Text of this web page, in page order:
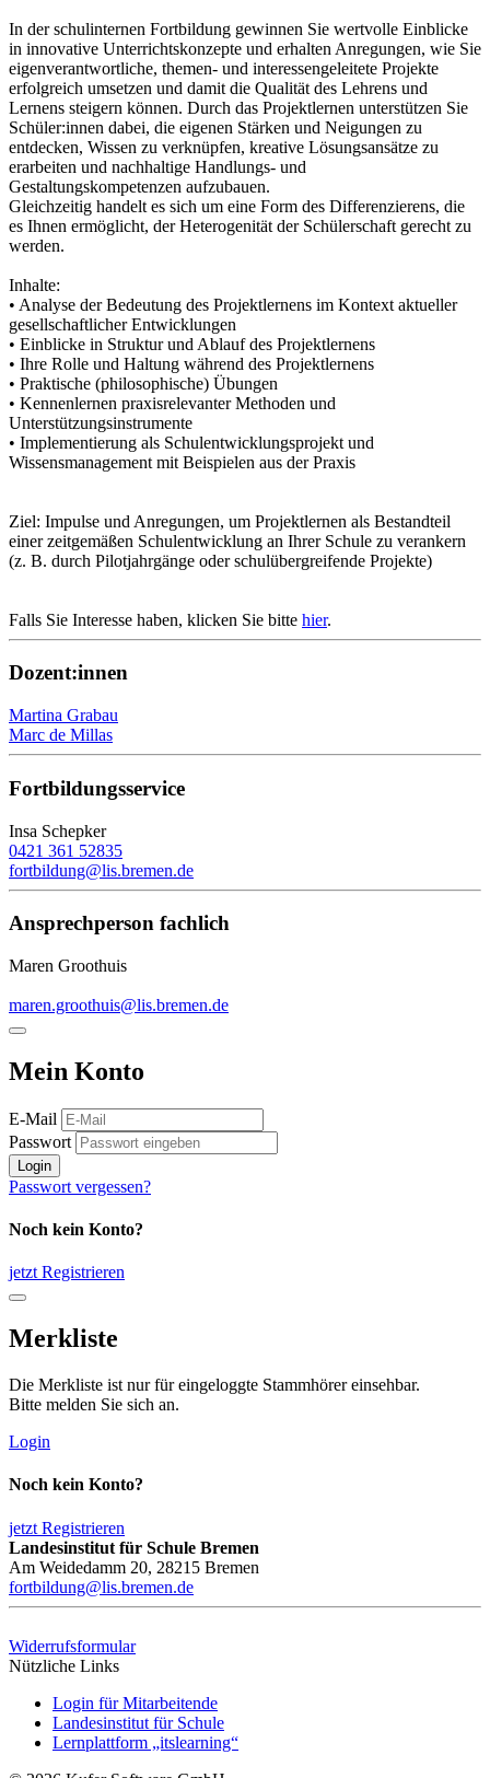
In der schulinternen Fortbildung gewinnen Sie wertvolle Einblicke
in innovative Unterrichtskonzepte und erhalten Anregungen, wie Sie
eigenverantwortliche, themen- und interessengeleitete Projekte
erfolgreich umsetzen und damit die Qualität des Lehrens und
Lernens steigern können. Durch das Projektlernen unterstützen Sie
Schüler:innen dabei, die eigenen Stärken und Neigungen zu
entdecken, Wissen zu verknüpfen, kreative Lösungsansätze zu
erarbeiten und nachhaltige Handlungs- und
Gestaltungskompetenzen aufzubauen.
Gleichzeitig handelt es sich um eine Form des Differenzierens, die
es Ihnen ermöglicht, der Heterogenität der Schülerschaft gerecht zu
werden.
Inhalte:
• Analyse der Bedeutung des Projektlernens im Kontext aktueller
gesellschaftlicher Entwicklungen
• Einblicke in Struktur und Ablauf des Projektlernens
• Ihre Rolle und Haltung während des Projektlernens
• Praktische (philosophische) Übungen
• Kennenlernen praxisrelevanter Methoden und
Unterstützungsinstrumente
• Implementierung als Schulentwicklungsprojekt und
Wissensmanagement mit Beispielen aus der Praxis
Ziel: Impulse und Anregungen, um Projektlernen als Bestandteil
einer zeitgemäßen Schulentwicklung an Ihrer Schule zu verankern
(z. B. durch Pilotjahrgänge oder schulübergreifende Projekte)
Falls Sie Interesse haben, klicken Sie bitte hier.
Dozent:innen
Martina Grabau
Marc de Millas
Fortbildungsservice
Insa Schepker
0421 361 52835
fortbildung@lis.bremen.de
Ansprechperson fachlich
Maren Groothuis
maren.groothuis@lis.bremen.de
Mein Konto
E-Mail
Passwort
Login
Passwort vergessen?
Noch kein Konto?
jetzt Registrieren
Merkliste
Die Merkliste ist nur für eingeloggte Stammhörer einsehbar.
Bitte melden Sie sich an.
Login
Noch kein Konto?
jetzt Registrieren
Landesinstitut für Schule Bremen
Am Weidedamm 20, 28215 Bremen
fortbildung@lis.bremen.de
Widerrufsformular
Nützliche Links
Login für Mitarbeitende
Landesinstitut für Schule
Lernplattform „itslearning“